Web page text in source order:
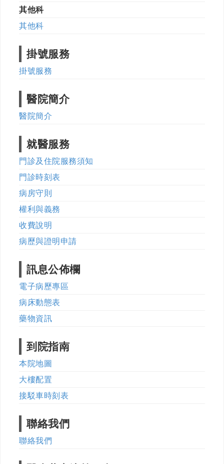
其他科
其他科
掛號服務
掛號服務
醫院簡介
醫院簡介
就醫服務
門診及住院服務須知
門診時刻表
病房守則
權利與義務
收費說明
病歷與證明申請
訊息公佈欄
電子病歷專區
病床動態表
藥物資訊
到院指南
本院地圖
大樓配置
接駁車時刻表
聯絡我們
聯絡我們